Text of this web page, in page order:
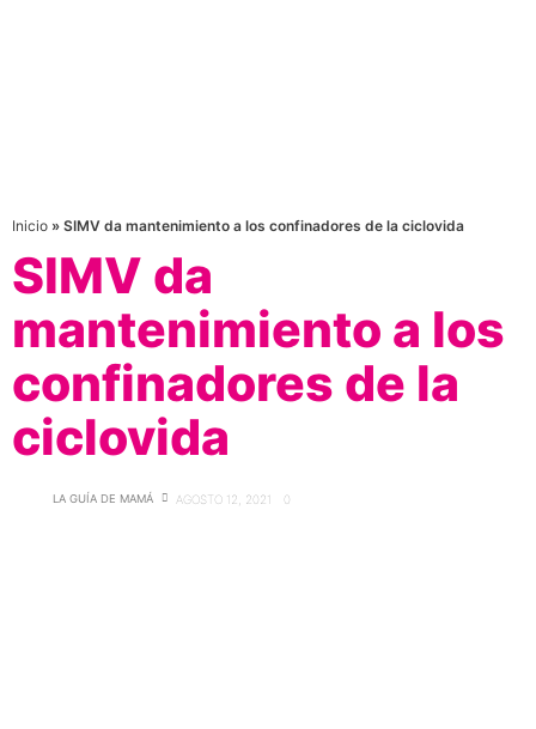
Inicio » SIMV da mantenimiento a los confinadores de la ciclovida
SIMV da
mantenimiento a los
confinadores de la
ciclovida
LA GUÍA DE MAMÁ AGOSTO 12, 2021 0